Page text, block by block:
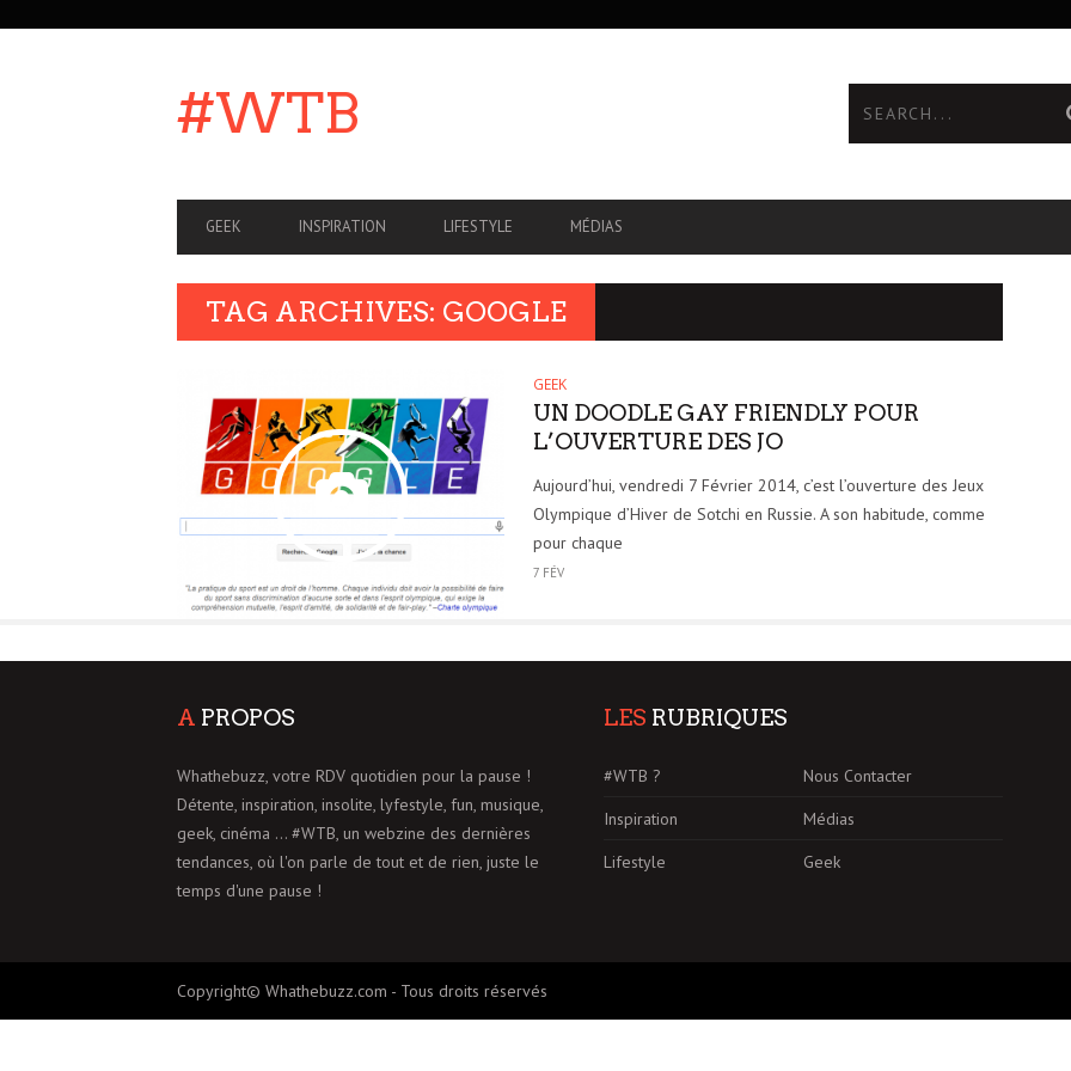
#WTB
PRIMARY
NAVIGATION
GEEK INSPIRATION LIFESTYLE MÉDIAS
TAG ARCHIVES: GOOGLE
GEEK
UN DOODLE GAY FRIENDLY POUR
L’OUVERTURE DES JO
Aujourd’hui, vendredi 7 Février 2014, c’est l’ouverture des Jeux
Olympique d’Hiver de Sotchi en Russie. A son habitude, comme
pour chaque
7 FÉV
A PROPOS
Whathebuzz, votre RDV quotidien pour la pause !
Détente, inspiration, insolite, lyfestyle, fun, musique,
geek, cinéma ... #WTB, un webzine des dernières
tendances, où l'on parle de tout et de rien, juste le
temps d'une pause !
LES RUBRIQUES
#WTB ?
Nous Contacter
Inspiration
Médias
Lifestyle
Geek
Copyright© Whathebuzz.com - Tous droits réservés